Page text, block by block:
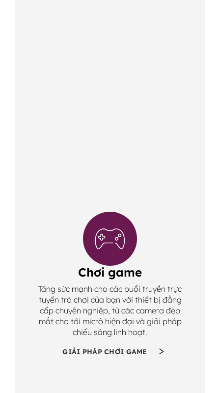
Chơi game
Tăng sức mạnh cho các buổi truyền trực
tuyến trò chơi của bạn với thiết bị đẳng
cấp chuyên nghiệp, từ các camera đẹp
mắt cho tới micrô hiện đại và giải pháp
chiếu sáng linh hoạt.
GIẢI PHÁP CHƠI GAME